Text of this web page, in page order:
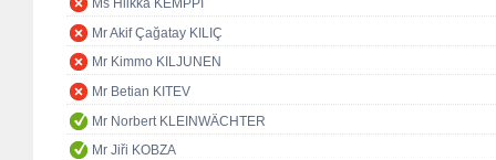
Ms Hilkka KEMPPI
Mr Akif Çağatay KILIÇ
Mr Kimmo KILJUNEN
Mr Betian KITEV
Mr Norbert KLEINWÄCHTER
Mr Jiři KOBZA